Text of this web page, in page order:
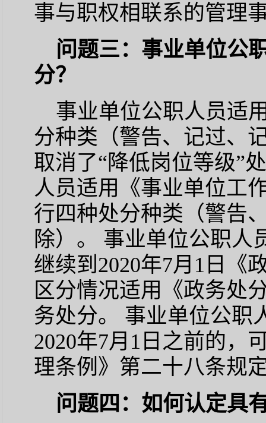
事与职权相联系的管理
问题三：事业单位公
分？
事业单位公职人员适
分种类（警告、记过、
取消了“降低岗位等级”
人员适用《事业单位工
行四种处分种类（警告
除）。 事业单位公职人
继续到2020年7月1日《
区分情况适用《政务处
务处分。 事业单位公职
2020年7月1日之前的，
理条例》第二十八条规
问题四：如何认定具